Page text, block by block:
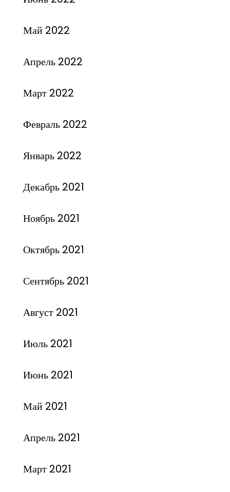
Май 2022
Апрель 2022
Март 2022
Февраль 2022
Январь 2022
Декабрь 2021
Ноябрь 2021
Октябрь 2021
Сентябрь 2021
Август 2021
Июль 2021
Июнь 2021
Май 2021
Апрель 2021
Март 2021